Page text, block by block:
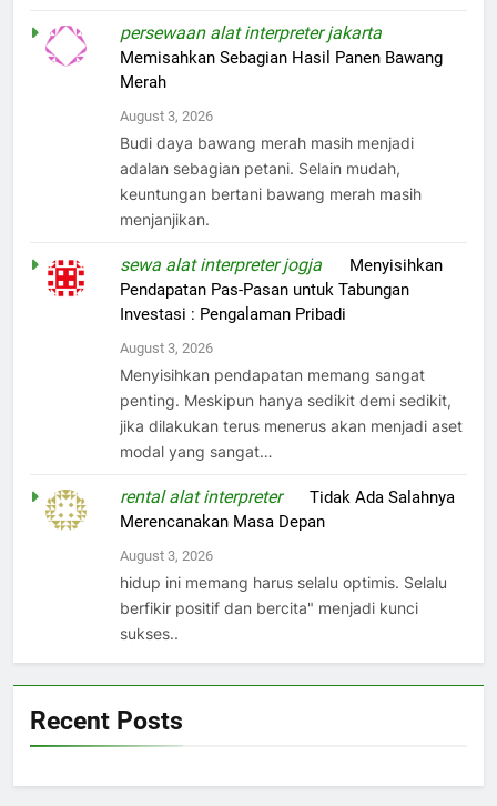
persewaan alat interpreter jakarta
Memisahkan Sebagian Hasil Panen Bawang
Merah
August 3, 2026
Budi daya bawang merah masih menjadi
adalan sebagian petani. Selain mudah,
keuntungan bertani bawang merah masih
menjanjikan.
sewa alat interpreter jogja
Menyisihkan
Pendapatan Pas-Pasan untuk Tabungan
Investasi : Pengalaman Pribadi
August 3, 2026
Menyisihkan pendapatan memang sangat
penting. Meskipun hanya sedikit demi sedikit,
jika dilakukan terus menerus akan menjadi aset
modal yang sangat…
rental alat interpreteronTidak Ada Salahnya
Merencanakan Masa Depan
August 3, 2026
hidup ini memang harus selalu optimis. Selalu
berfikir positif dan bercita" menjadi kunci
sukses..
Recent Posts